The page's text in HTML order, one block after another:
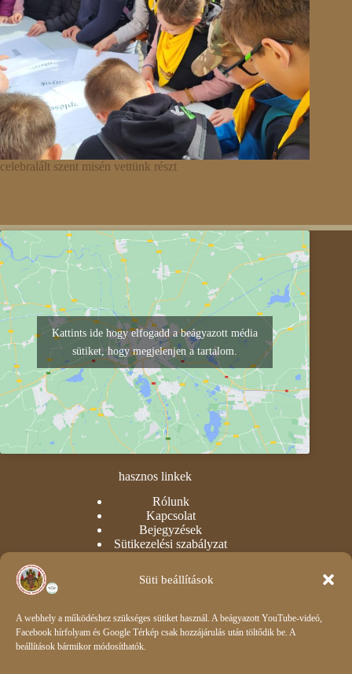
Süti beállítások
A webhely a működéshez szükséges sütiket használ. A beágyazott YouTube-videó,
Facebook hírfolyam és Google Térkép csak hozzájárulás után töltődik be. A
beállítások bármikor módosíthatók.
celebralált szent misén vettünk részt
Kattints ide hogy elfogadd a beágyazott média
sütiket, hogy megjelenjen a tartalom.
hasznos linkek
Rólunk
Kapcsolat
Bejegyzések
Sütikezelési szabályzat
intézményi
Óvoda
Dokumentumok
Csengetési rend